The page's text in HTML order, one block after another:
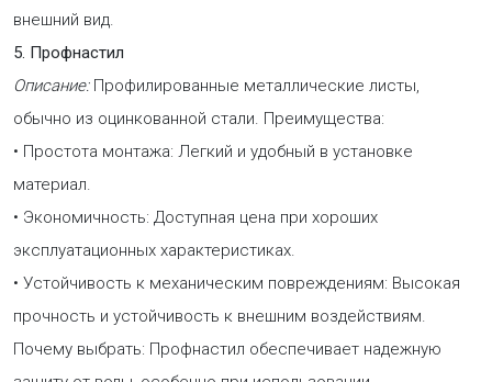
внешний вид.
5. Профнастил
Описание: Профилированные металлические листы,
обычно из оцинкованной стали. Преимущества:
• Простота монтажа: Легкий и удобный в установке
материал.
• Экономичность: Доступная цена при хороших
эксплуатационных характеристиках.
• Устойчивость к механическим повреждениям: Высокая
прочность и устойчивость к внешним воздействиям.
Почему выбрать: Профнастил обеспечивает надежную